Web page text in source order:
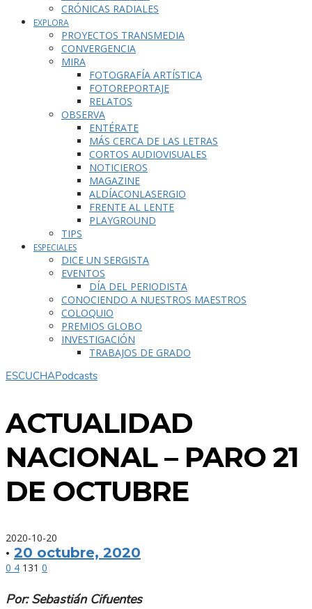
CRÓNICAS RADIALES
EXPLORA
PROYECTOS TRANSMEDIA
CONVERGENCIA
MIRA
FOTOGRAFÍA ARTÍSTICA
FOTOREPORTAJE
RELATOS
OBSERVA
ENTÉRATE
MÁS CERCA DE LAS LETRAS
CORTOS AUDIOVISUALES
NOTICIEROS
MAGAZINE
ALDÍACONLASERGIO
FRENTE AL LENTE
PLAYGROUND
TIPS
ESPECIALES
DICE UN SERGISTA
EVENTOS
DÍA DEL PERIODISTA
CONOCIENDO A NUESTROS MAESTROS
COLOQUIO
PREMIOS GLOBO
INVESTIGACIÓN
TRABAJOS DE GRADO
ESCUCHAPodcasts
ACTUALIDAD
NACIONAL – PARO 21
DE OCTUBRE
2020-10-20
· 20 octubre, 2020
0 4 131 0
Por: Sebastián Cifuentes